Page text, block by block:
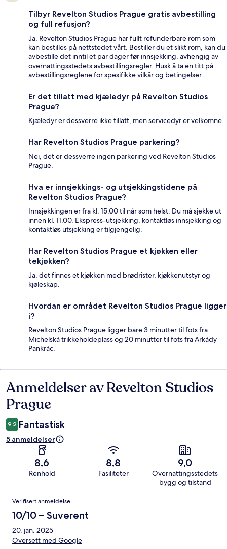
Tilbyr Revelton Studios Prague gratis avbestilling
og full refusjon?
Ja, Revelton Studios Prague har fullt refunderbare rom som
kan bestilles på nettstedet vårt. Bestiller du et slikt rom, kan du
avbestille det inntil et par dager før innsjekking, avhengig av
overnattingsstedets avbestillingsregler. Husk å ta en titt på
avbestillingsreglene for spesifikke vilkår og betingelser.
Er det tillatt med kjæledyr på Revelton Studios
Prague?
Kjæledyr er dessverre ikke tillatt, men servicedyr er velkomne.
Har Revelton Studios Prague parkering?
Nei, det er dessverre ingen parkering ved Revelton Studios
Prague.
Hva er innsjekkings- og utsjekkingstidene på
Revelton Studios Prague?
Innsjekkingen er fra kl. 15.00 til når som helst. Du må sjekke ut
innen kl. 11.00. Ekspress-utsjekking, kontaktløs innsjekking og
kontaktløs utsjekking er tilgjengelig.
Har Revelton Studios Prague et kjøkken eller
tekjøkken?
Ja, det finnes et kjøkken med brødrister, kjøkkenutstyr og
kjøleskap.
Hvordan er området Revelton Studios Prague ligger
i?
Revelton Studios Prague ligger bare 3 minutter til fots fra
Michelská trikkeholdeplass og 20 minutter til fots fra Arkády
Pankrác.
Anmeldelser
Anmeldelser av Revelton Studios
Prague
9,2 Fantastisk
5 anmeldelser
8,6
Renhold
8,8
Fasiliteter
9,0
Overnattingsstedets
bygg og tilstand
Anmeldelser
Verifisert anmeldelse
10/10 – Suverent
20. jan. 2025
Oversett med Google